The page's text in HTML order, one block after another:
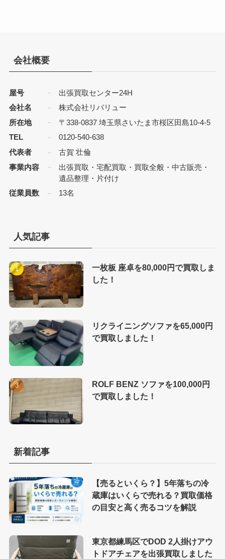
会社概要
屋号
出張買取センター24H
会社名
株式会社リバリュー
所在地
〒338-0837 埼玉県さいたま市桜区田島10-4-5
TEL
0120-540-638
代表者
古賀 壮倫
事業内容
出張買取・宅配買取・買取全般・中古販売・
遺品整理・片付け
従業員数
13名
人気記事
一枚板 座卓を80,000円で買取しま
した！
リクライニングソファを65,000円
で買取しました！
ROLF BENZ ソファを100,000円
で買取しました！
新着記事
【売るといくら？】5年落ちの冷
蔵庫はいくらで売れる？買取価格
の目安と高く売るコツを解説
東京都練馬区でDOD 2人掛けアウ
トドアチェアを出張買取しました